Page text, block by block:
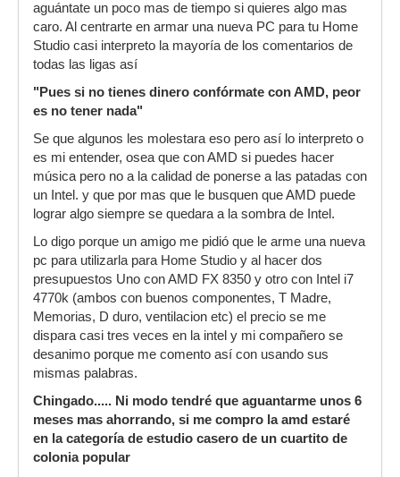
aguántate un poco mas de tiempo si quieres algo mas
caro. Al centrarte en armar una nueva PC para tu Home
Studio casi interpreto la mayoría de los comentarios de
todas las ligas así
"Pues si no tienes dinero confórmate con AMD, peor
es no tener nada"
Se que algunos les molestara eso pero así lo interpreto o
es mi entender, osea que con AMD si puedes hacer
música pero no a la calidad de ponerse a las patadas con
un Intel. y que por mas que le busquen que AMD puede
lograr algo siempre se quedara a la sombra de Intel.
Lo digo porque un amigo me pidió que le arme una nueva
pc para utilizarla para Home Studio y al hacer dos
presupuestos Uno con AMD FX 8350 y otro con Intel i7
4770k (ambos con buenos componentes, T Madre,
Memorias, D duro, ventilacion etc) el precio se me
dispara casi tres veces en la intel y mi compañero se
desanimo porque me comento así con usando sus
mismas palabras.
Chingado..... Ni modo tendré que aguantarme unos 6
meses mas ahorrando, si me compro la amd estaré
en la categoría de estudio casero de un cuartito de
colonia popular